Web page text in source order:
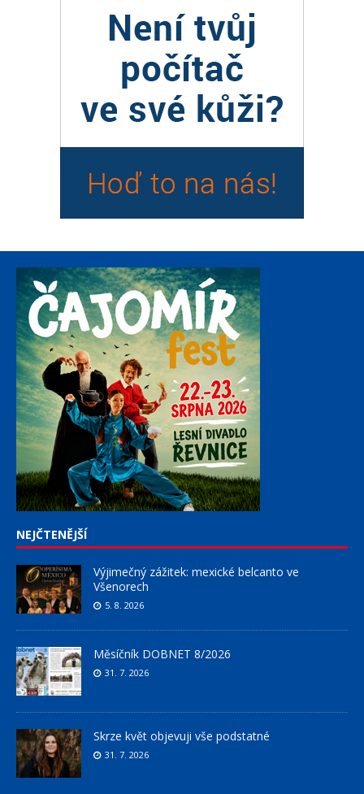
NEJČTENĚJŠÍ
Výjimečný zážitek: mexické belcanto ve
Všenorech
5. 8. 2026
Měsíčník DOBNET 8/2026
31. 7. 2026
Skrze květ objevuji vše podstatné
31. 7. 2026